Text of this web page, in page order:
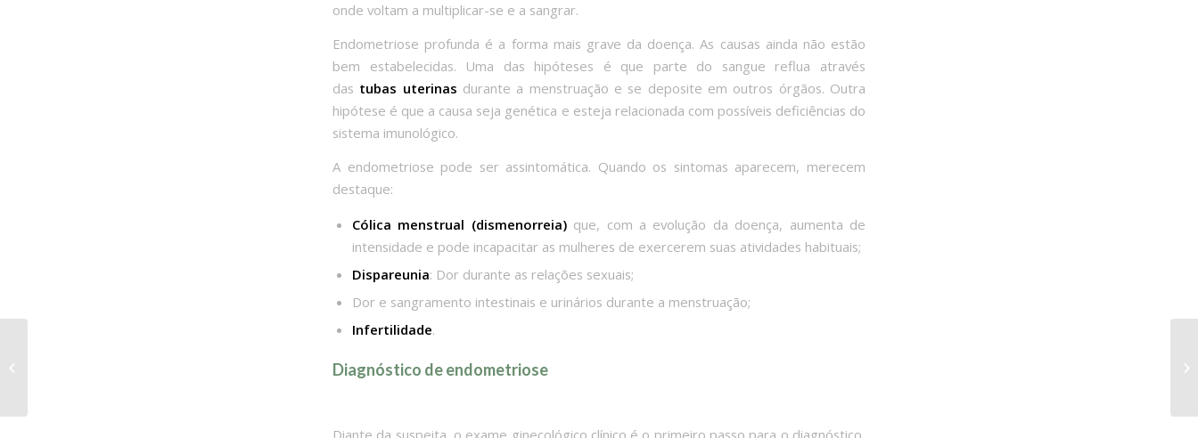
onde voltam a multiplicar-se e a sangrar.
Endometriose profunda é a forma mais grave da doença. As causas ainda não estão
bem estabelecidas. Uma das hipóteses é que parte do sangue reflua através
das tubas uterinas durante a menstruação e se deposite em outros órgãos. Outra
hipótese é que a causa seja genética e esteja relacionada com possíveis deficiências do
sistema imunológico.
A endometriose pode ser assintomática. Quando os sintomas aparecem, merecem
destaque:
Cólica menstrual (dismenorreia)que, com a evolução da doença, aumenta de
intensidade e pode incapacitar as mulheres de exercerem suas atividades habituais;
Dispareunia: Dor durante as relações sexuais;
Dor e sangramento intestinais e urinários durante a menstruação;
Infertilidade.
Diagnóstico de endometriose
Diante da suspeita, o exame ginecológico clínico é o primeiro passo para o diagnóstico,